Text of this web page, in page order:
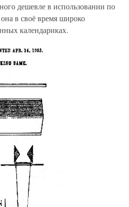
дешевле в использовании по
в своё время широко
календариках.